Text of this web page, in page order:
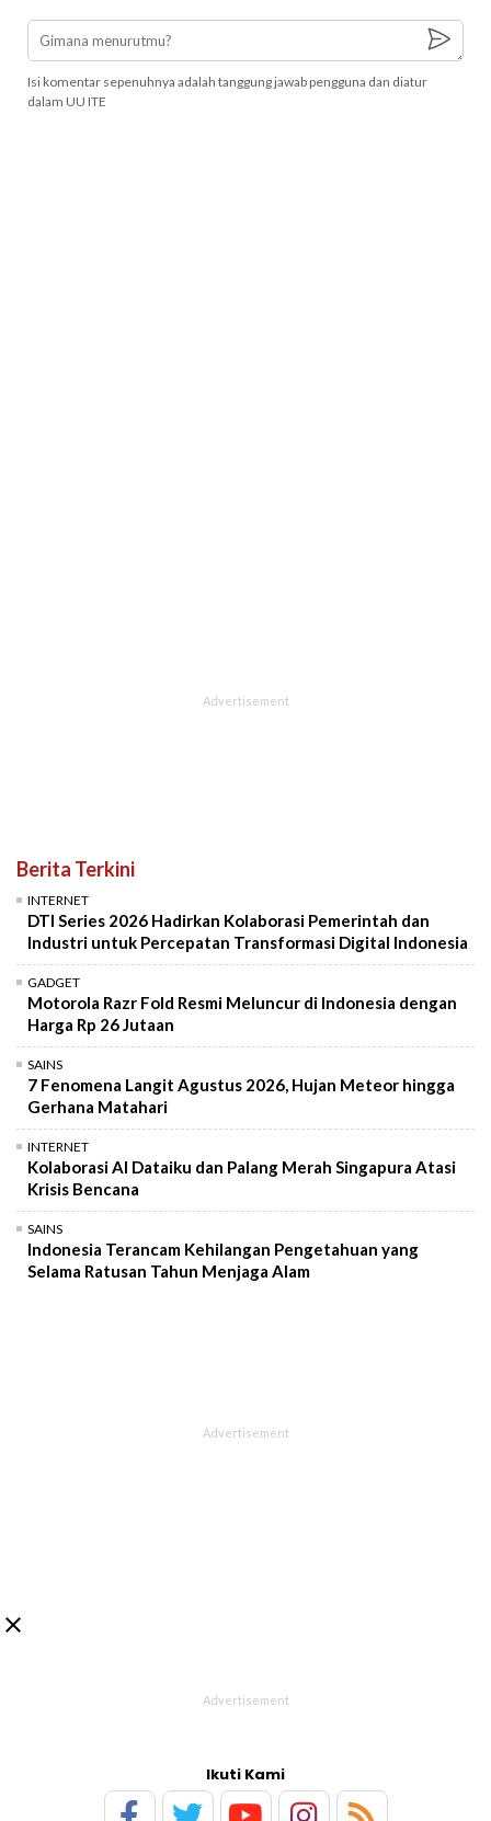
Isi komentar sepenuhnya adalah tanggung jawab pengguna dan diatur
dalam UU ITE
Berita Terkini
INTERNET
DTI Series 2026 Hadirkan Kolaborasi Pemerintah dan
Industri untuk Percepatan Transformasi Digital Indonesia
GADGET
Motorola Razr Fold Resmi Meluncur di Indonesia dengan
Harga Rp 26 Jutaan
SAINS
7 Fenomena Langit Agustus 2026, Hujan Meteor hingga
Gerhana Matahari
INTERNET
Kolaborasi AI Dataiku dan Palang Merah Singapura Atasi
Krisis Bencana
SAINS
Indonesia Terancam Kehilangan Pengetahuan yang
Selama Ratusan Tahun Menjaga Alam

Ikuti Kami